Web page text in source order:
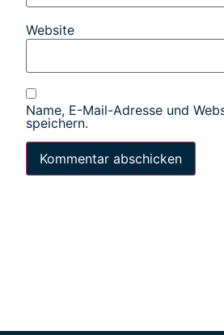
Website
Name, E-Mail-Adresse und
speichern.